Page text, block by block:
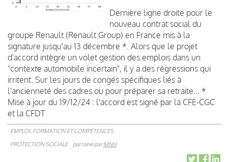
Dernière ligne droite pour le
nouveau contrat social du
groupe Renault (Renault Group) en France mis à la
signature jusqu'au 13 décembre *. Alors que le projet
d'accord intègre un volet gestion des emplois dans un
"contexte automobile incertain", il y a des régressions qui
irritent. Sur les jours de congés spécifiques liés à
l'ancienneté des cadres ou pour préparer sa retraite… *
Mise à jour du 19/12/24 : l'accord est signé par la CFE-CGC
et la CFDT
EMPLOI, FORMATION ET COMPÉTENCES
PROTECTION SOCIALE
parrainé parMNH